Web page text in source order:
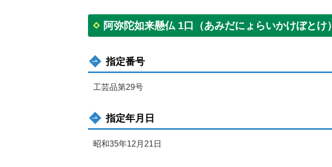
阿弥陀如来懸仏 1口（あみだにょらいかけぼとけ）
指定番号
工芸品第29号
指定年月日
昭和35年12月21日